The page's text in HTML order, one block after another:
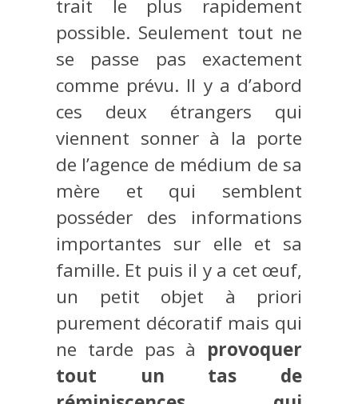
trait le plus rapidement
possible. Seulement tout ne
se passe pas exactement
comme prévu. Il y a d’abord
ces deux étrangers qui
viennent sonner à la porte
de l’agence de médium de sa
mère et qui semblent
posséder des informations
importantes sur elle et sa
famille. Et puis il y a cet œuf,
un petit objet à priori
purement décoratif mais qui
ne tarde pas à provoquer
tout un tas de